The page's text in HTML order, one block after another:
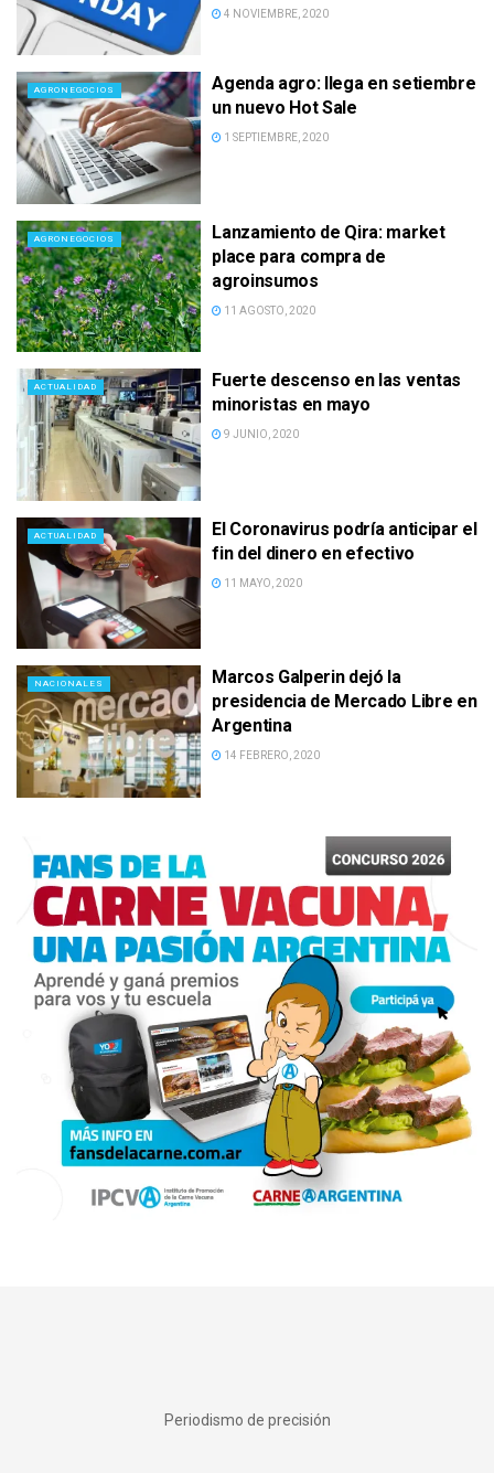
4 NOVIEMBRE, 2020
AGRONEGOCIOS
Agenda agro: llega en setiembre
un nuevo Hot Sale
1 SEPTIEMBRE, 2020
AGRONEGOCIOS
Lanzamiento de Qira: market
place para compra de
agroinsumos
11 AGOSTO, 2020
ACTUALIDAD
Fuerte descenso en las ventas
minoristas en mayo
9 JUNIO, 2020
ACTUALIDAD
El Coronavirus podría anticipar el
fin del dinero en efectivo
11 MAYO, 2020
NACIONALES
Marcos Galperin dejó la
presidencia de Mercado Libre en
Argentina
14 FEBRERO, 2020
Periodismo de precisión